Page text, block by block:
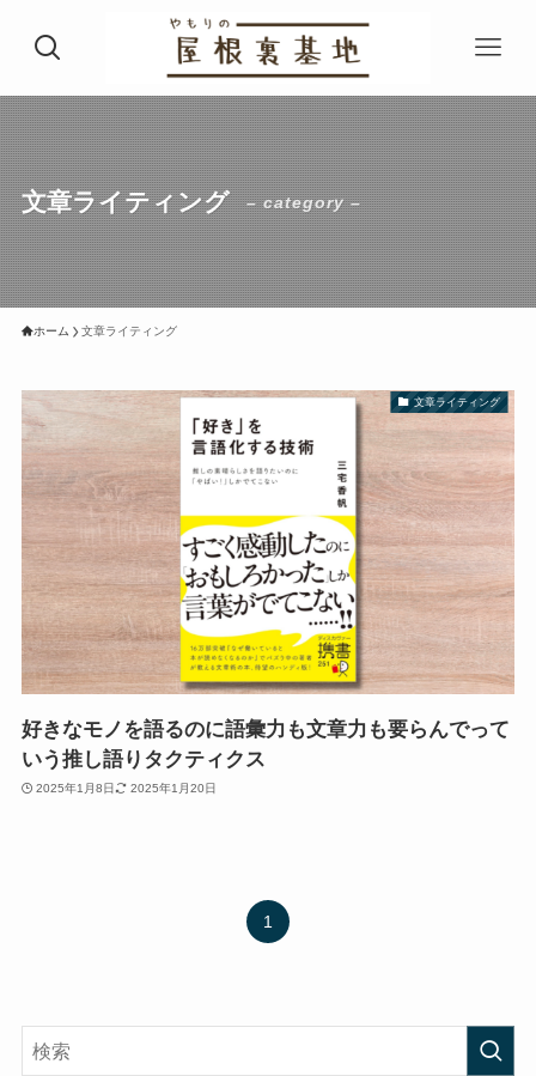
文章ライティング – category –
ホーム 文章ライティング
文章ライティング
好きなモノを語るのに語彙力も文章力も要らんでって
いう推し語りタクティクス
2025年1月8日 2025年1月20日
1